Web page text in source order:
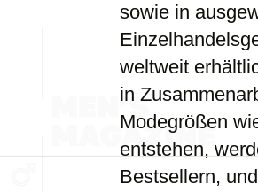
sowie in
weltweit
in
Modegrößen
entstehen,
Bestsellern,